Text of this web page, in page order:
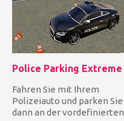
Police Parking Extreme
Fahren Sie mit Ihrem
Polizeiauto und parken Sie
dann an der vordefinierten